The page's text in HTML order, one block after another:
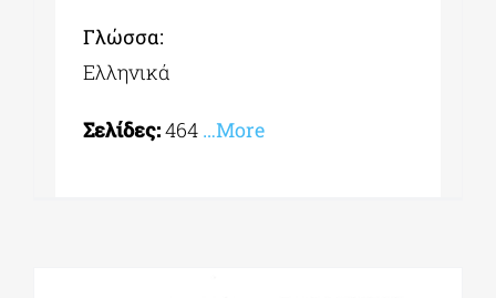
Γλώσσα:
Ελληνικά
Σελίδες:464 …More